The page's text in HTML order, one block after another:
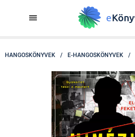
HANGOSKÖNYVEK / E-HANGOSKÖNYVEK /